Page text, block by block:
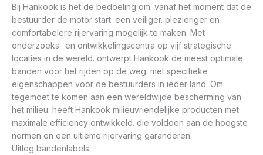
Bij Hankook is het de bedoeling om. vanaf het moment dat de
bestuurder de motor start. een veiliger. plezieriger en
comfortabelere rijervaring mogelijk te maken. Met
onderzoeks- en ontwikkelingscentra op vijf strategische
locaties in de wereld. ontwerpt Hankook de meest optimale
banden voor het rijden op de weg. met specifieke
eigenschappen voor de bestuurders in ieder land. Om
tegemoet te komen aan een wereldwijde bescherming van
het milieu. heeft Hankook milieuvriendelijke producten met
maximale efficiency ontwikkeld. die voldoen aan de hoogste
normen en een ultieme rijervaring garanderen.
Uitleg bandenlabels